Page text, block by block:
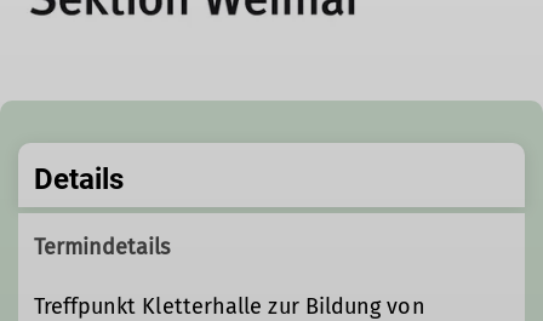
Details
Termindetails
Treffpunkt Kletterhalle zur Bildung von